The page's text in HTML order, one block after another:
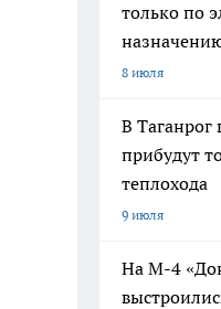
только по
8 июля
В Таганрог
прибудут
теплохода
9 июля
На М-4